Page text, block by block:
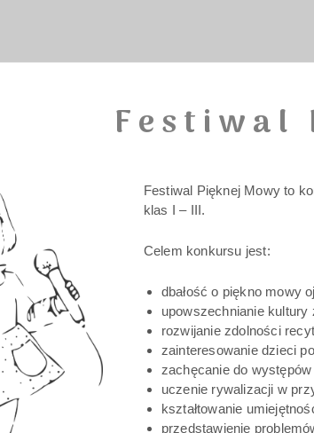
Festiwal
Festiwal Pięknej Mowy to
klas I – III.
Celem konkursu jest:
dbałość o piękno mowy
upowszechnianie kultury
rozwijanie zdolności
zainteresowanie dzieci
zachęcanie do
uczenie rywalizacji w
kształtowanie
przedstawienie